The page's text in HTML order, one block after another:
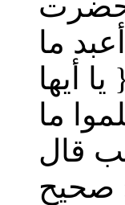
ما
أيها
ما
قال
صحيح